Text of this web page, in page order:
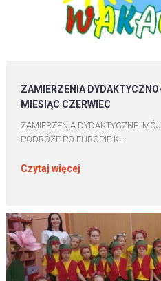
ZAMIERZENIA
MIESIĄC CZERWIEC
ZAMIERZENIA DYDAKTYCZNE:
PODRÓŻE PO EUROPIE K...
Czytaj więcej